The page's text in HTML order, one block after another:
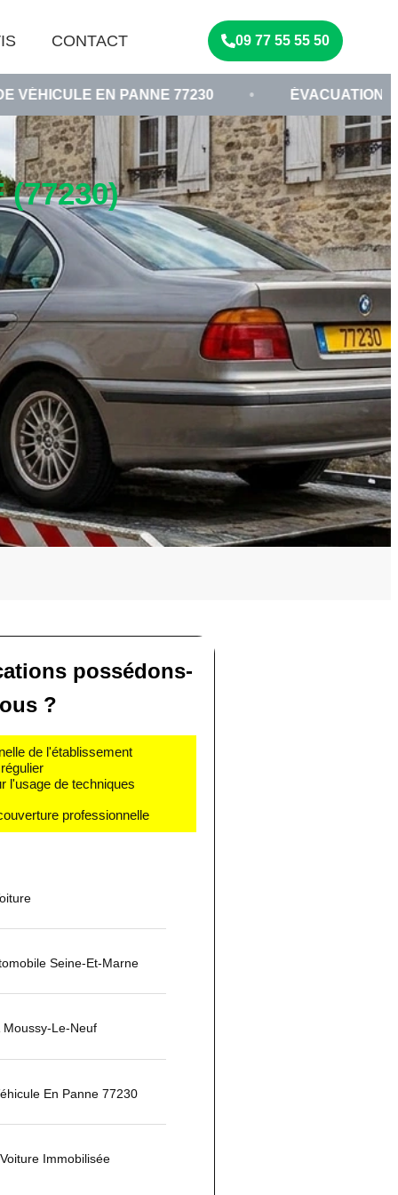
CONTACT 09 77 55 55 50
PANNE 77230 • ÉVACUATION DE VOITURE
(77230)
possédons-
?
de l'établissement
l'usage de techniques
professionnelle
Seine-Et-Marne
Le-Neuf
En Panne 77230
Immobilisée